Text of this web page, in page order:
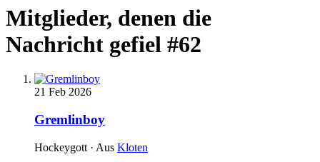
Mitglieder, denen die
Nachricht gefiel #62
21 Feb 2026
Gremlinboy
Hockeygott · Aus Kloten